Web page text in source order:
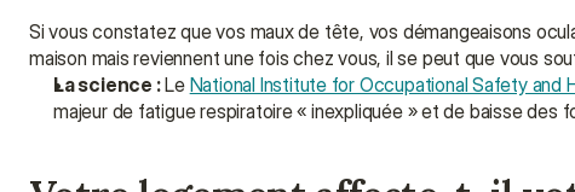
Si vous constatez que vos maux de tête, vos démangeaisons
maison mais reviennent une fois chez vous, il se peut que vous
La science : Le National Institute for Occupational Safety and
majeur de fatigue respiratoire « inexpliquée » et de baisse des